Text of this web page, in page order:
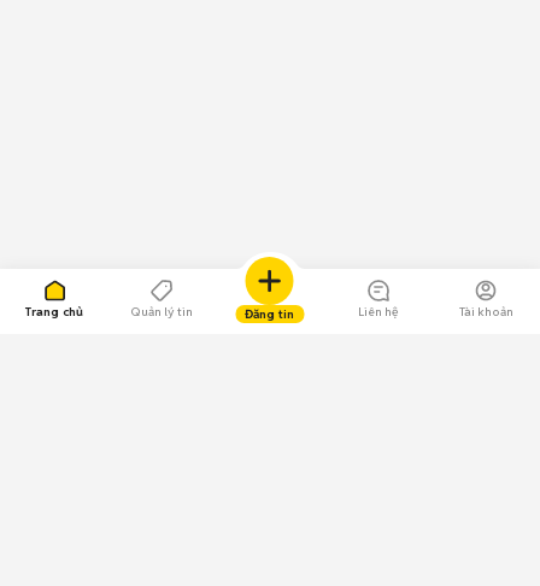
Trang chủ Quản lý tin Đăng tin Liên hệ Tài khoản